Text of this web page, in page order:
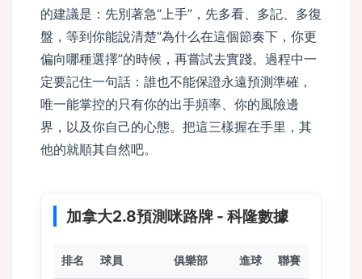
的建議是：先別著急“上手”，先多看、多記、多復
盤，等到你能說清楚“為什么在這個節奏下，你更
偏向哪種選擇”的時候，再嘗試去實踐。過程中一
定要記住一句話：誰也不能保證永遠預測準確，
唯一能掌控的只有你的出手頻率、你的風險邊
界，以及你自己的心態。把這三樣握在手里，其
他的就順其自然吧。
加拿大2.8預測咪路牌 - 科隆數據
排名 球員 俱樂部 進球 聯賽